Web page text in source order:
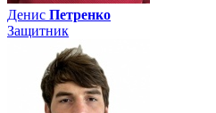
Денис Петренко
Защитник